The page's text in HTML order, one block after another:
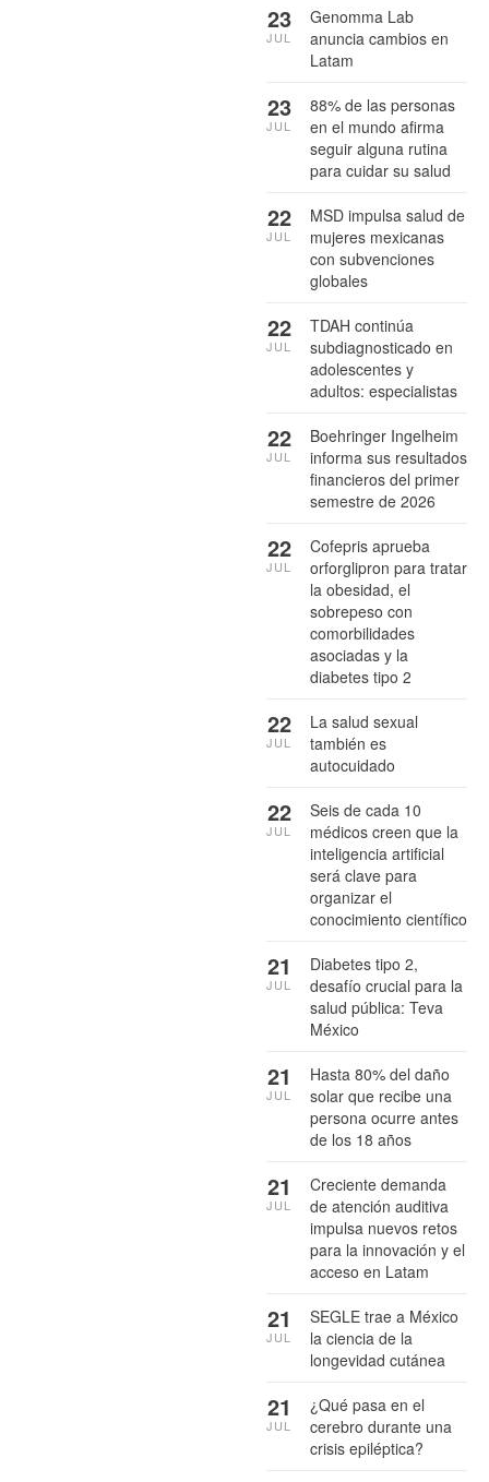
Genomma Lab
anuncia cambios en
Latam
23
JUL
88% de las personas
en el mundo afirma
seguir alguna rutina
para cuidar su salud
23
JUL
MSD impulsa salud de
mujeres mexicanas
con subvenciones
globales
22
JUL
TDAH continúa
subdiagnosticado en
adolescentes y
adultos: especialistas
22
JUL
Boehringer Ingelheim
informa sus resultados
financieros del primer
semestre de 2026
22
JUL
Cofepris aprueba
orforglipron para tratar
la obesidad, el
sobrepeso con
comorbilidades
asociadas y la
diabetes tipo 2
22
JUL
La salud sexual
también es
autocuidado
22
JUL
Seis de cada 10
médicos creen que la
inteligencia artificial
será clave para
organizar el
conocimiento científico
22
JUL
Diabetes tipo 2,
desafío crucial para la
salud pública: Teva
México
21
JUL
Hasta 80% del daño
solar que recibe una
persona ocurre antes
de los 18 años
21
JUL
Creciente demanda
de atención auditiva
impulsa nuevos retos
para la innovación y el
acceso en Latam
21
JUL
SEGLE trae a México
la ciencia de la
longevidad cutánea
21
JUL
¿Qué pasa en el
cerebro durante una
crisis epiléptica?
21
JUL